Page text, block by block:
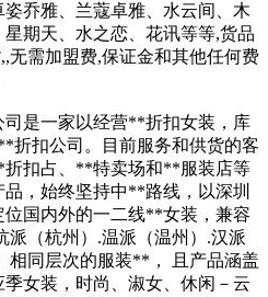
乔雅、兰蔻卓雅、水云间、木
期天、水之恋、花讯等等,货品
无需加盟费,保证金和其他任何费
司是一家以经营**折扣女装，库
折扣公司。目前服务和供货的客
扣占、**特卖场和**服装店等
，始终坚持中**路线，以深圳
国内外的一二线**女装，兼容
派（杭州）.温派（温州）.汉派
相同层次的服装**， 且产品涵盖
女装，时尚、淑女、休闲－云